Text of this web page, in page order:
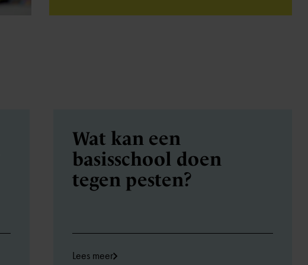
Wat kan een
basisschool doen
tegen pesten?
Lees meer